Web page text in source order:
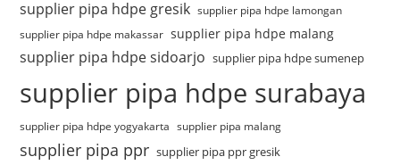
supplier pipa hdpe gresik supplier pipa hdpe lamongan
supplier pipa hdpe makassar supplier pipa hdpe malang
supplier pipa hdpe sidoarjo supplier pipa hdpe sumenep
supplier pipa hdpe surabaya
supplier pipa hdpe yogyakarta supplier pipa malang
supplier pipa ppr supplier pipa ppr gresik